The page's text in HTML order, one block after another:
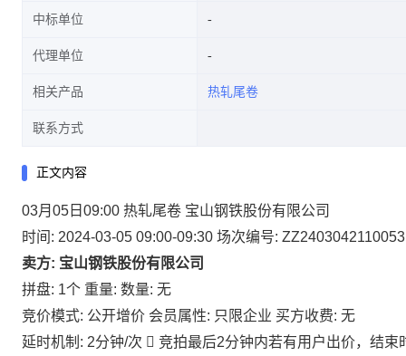
中标单位
代理单位
相关产品 热轧尾卷
联系方式
正文内容
03月05日09:00 热轧尾卷 宝山钢铁股份有限公司
时间: 2024-03-05 09:00-09:30 场次编号: ZZ2403042110053
卖方: 宝山钢铁股份有限公司
拼盘: 1个 重量: 数量: 无
竞价模式: 公开增价 会员属性: 只限企业 买方收费: 无
延时机制: 2分钟/次  竞拍最后2分钟内若有用户出价，结